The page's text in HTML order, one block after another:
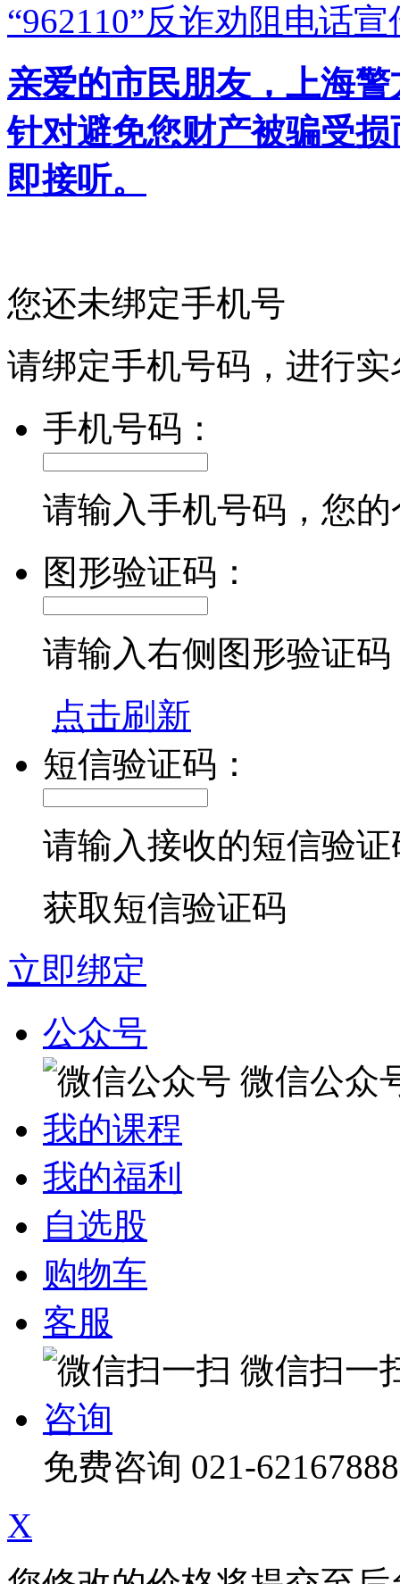
“962110”反诈劝阻电话宣
亲爱的市民朋友，上海
针对避免您财产被骗受
即接听。
您还未绑定手机号
请绑定手机号码，进行
手机号码：
请输入手机号码，您
图形验证码：
请输入右侧图形验证码
点击刷新
短信验证码：
请输入接收的短信验证
获取短信验证码
立即绑定
公众号
微信公众
我的课程
我的福利
自选股
购物车
客服
微信扫一
咨询
免费咨询 021-62167888
X